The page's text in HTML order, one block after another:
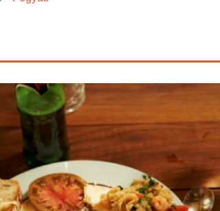
10 tipp az egészséges életmódhoz
– és az annak fogyasztásával járó előnyök
TÉSZTA TÖRTÉNETE